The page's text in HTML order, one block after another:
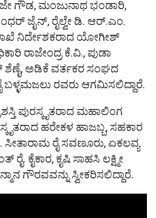
ಗೌಡ, ಮಂಜುನಾಥ ಭಂಡಾರಿ,
ಜೈನ್, ರೈಲ್ವೇ ಡಿ. ಆರ್.ಎಂ.
ನಿರ್ದೇಶಕರಾದ ಯೋಗೀಶ್
ರಾಜೇಂದ್ರ ಕೆ.ವಿ., ಪುಡಾ
ಅಡಿಕೆ ವರ್ತಕರ ಸಂಘದ
ಬಳ್ಳಮಜಲು ರವರು ಆಗಮಿಸಲಿದ್ದಾರೆ.
ಪುರಸ್ಕೃತರಾದ ಮಹಾಲಿಂಗ
ಹರೇಕಳ ಹಾಜಬ್ಬ, ಸಹಕಾರ
ಸೀತಾರಾಮ ರೈ ಸವಣೂರು, ಏಕಲವ್ಯ
ರೈ. ಕೈಕಾರ, ಕೃಷಿ ಸಾಹಸಿ ಲಕ್ಷ್ಮೀ
ಗೌರವವನ್ನು ಸ್ವೀಕರಿಸಲಿದ್ದಾರೆ.